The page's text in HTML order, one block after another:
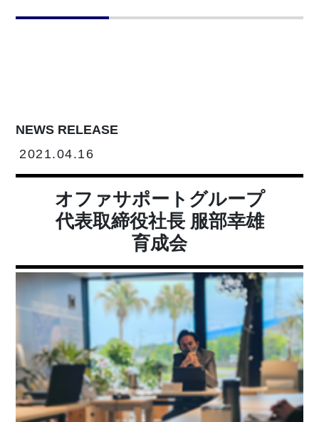
NEWS RELEASE
2021.04.16
オファサポートグループ
代表取締役社長 服部幸雄
育成会